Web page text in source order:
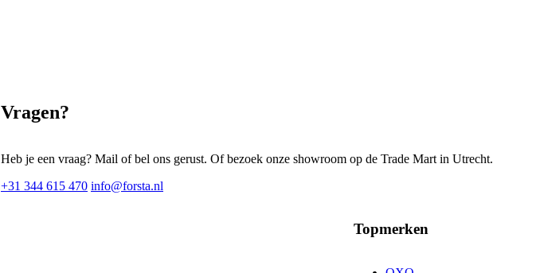
Vragen?
Heb je een vraag? Mail of bel ons gerust. Of bezoek onze showroom op de Trade Mart in Utrecht.
+31 344 615 470 info@forsta.nl
Topmerken